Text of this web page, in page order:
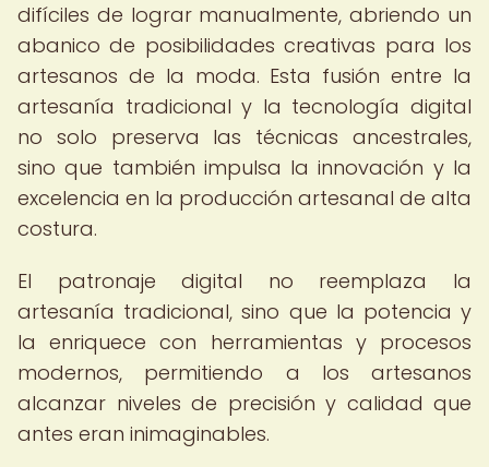
difíciles de lograr manualmente, abriendo un
abanico de posibilidades creativas para los
artesanos de la moda. Esta fusión entre la
artesanía tradicional y la tecnología digital
no solo preserva las técnicas ancestrales,
sino que también impulsa la innovación y la
excelencia en la producción artesanal de alta
costura.
El patronaje digital no reemplaza la
artesanía tradicional, sino que la potencia y
la enriquece con herramientas y procesos
modernos, permitiendo a los artesanos
alcanzar niveles de precisión y calidad que
antes eran inimaginables.